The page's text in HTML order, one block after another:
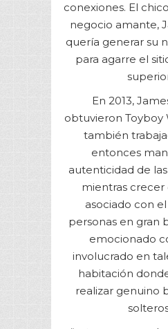
conexiones. El
negocio amante,
quería generar su
para agarre el
En 2013,
obtuvieron Toyboy
también
entonces
autenticidad de
mientras crecer
asociado con el
personas en gran
emocionado
involucrado en
habitación
realizar genuino